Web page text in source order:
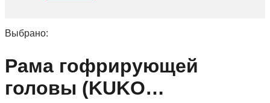
Выбрано:
Рама гофрирующей
головы (KUKO…